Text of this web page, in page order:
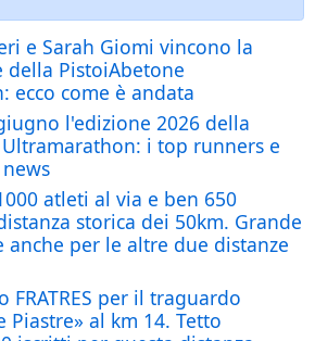
e Sarah Giomi vincono la
della PistoiAbetone
ecco come è andata
l'edizione 2026 della
i top runners e
atleti al via e ben 650
storica dei 50km. Grande
anche per le altre due distanze
FRATRES per il traguardo
Piastre» al km 14. Tetto